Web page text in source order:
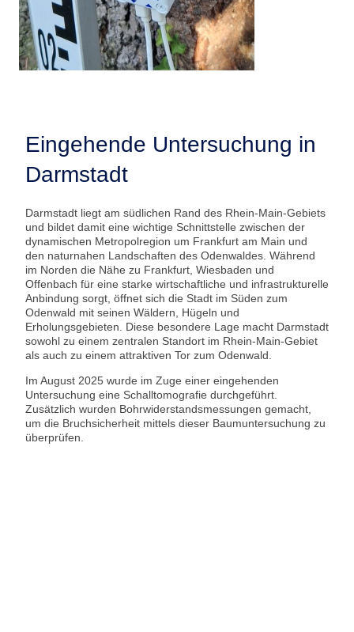
Eingehende Untersuchung in
Darmstadt
Darmstadt liegt am südlichen Rand des Rhein-Main-Gebiets
und bildet damit eine wichtige Schnittstelle zwischen der
dynamischen Metropolregion um Frankfurt am Main und
den naturnahen Landschaften des Odenwaldes. Während
im Norden die Nähe zu Frankfurt, Wiesbaden und
Offenbach für eine starke wirtschaftliche und infrastrukturelle
Anbindung sorgt, öffnet sich die Stadt im Süden zum
Odenwald mit seinen Wäldern, Hügeln und
Erholungsgebieten. Diese besondere Lage macht Darmstadt
sowohl zu einem zentralen Standort im Rhein-Main-Gebiet
als auch zu einem attraktiven Tor zum Odenwald.
Im August 2025 wurde im Zuge einer eingehenden
Untersuchung eine Schalltomografie durchgeführt.
Zusätzlich wurden Bohrwiderstandsmessungen gemacht,
um die Bruchsicherheit mittels dieser Baumuntersuchung zu
überprüfen.